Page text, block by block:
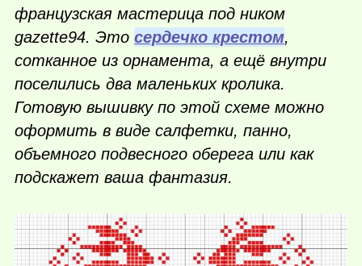
французская мастерица под ником
gazette94. Это сердечко крестом,
сотканное из орнамента, а ещё внутри
поселились два маленьких кролика.
Готовую вышивку по этой схеме можно
оформить в виде салфетки, панно,
объемного подвесного оберега или как
подскажет ваша фантазия.